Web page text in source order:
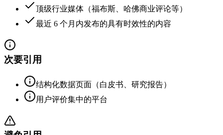
顶级行业媒体（福布斯、哈佛商业评论等）
最近 6 个月内发布的具有时效性的内容
次要引用
结构化数据页面（白皮书、研究报告）
用户评价集中的平台